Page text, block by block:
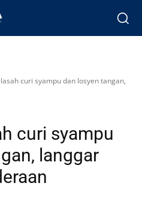
curi syampu dan losyen tangan,
curi syampu
langgar